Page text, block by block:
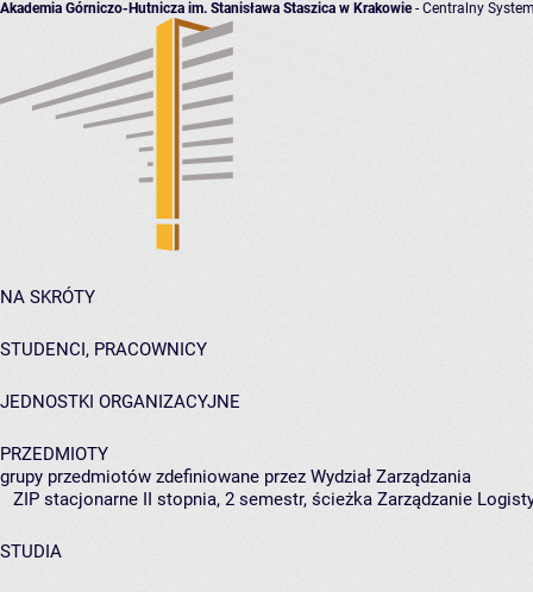
Akademia Górniczo-Hutnicza im. Stanisława Staszica w Krakowie- Centralny
NA SKRÓTY
STUDENCI, PRACOWNICY
JEDNOSTKI ORGANIZACYJNE
PRZEDMIOTY
grupy przedmiotów zdefiniowane przez Wydział Zarządzania
ZIP stacjonarne II stopnia, 2 semestr, ścieżka Zarządzanie
STUDIA